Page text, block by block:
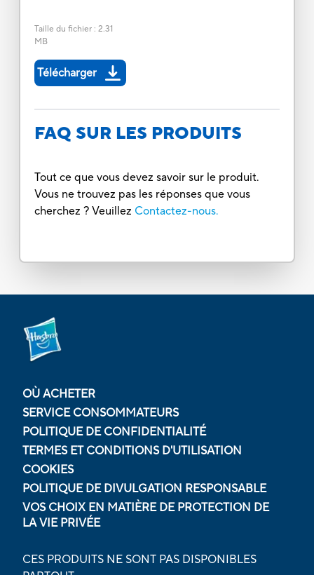
Taille du fichier: 2.31
MB
Télécharger
FAQ SUR LES PRODUITS
Tout ce que vous devez savoir sur le produit.
Vous ne trouvez pas les réponses que vous
cherchez ? Veuillez Contactez-nous.
OÙ ACHETER
SERVICE CONSOMMATEURS
POLITIQUE DE CONFIDENTIALITÉ
TERMES ET CONDITIONS D'UTILISATION
COOKIES
POLITIQUE DE DIVULGATION RESPONSABLE
VOS CHOIX EN MATIÈRE DE PROTECTION DE
LA VIE PRIVÉE
CES PRODUITS NE SONT PAS DISPONIBLES